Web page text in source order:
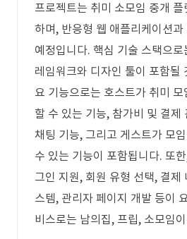
프로젝트는 취미 소모임 중개
하며, 반응형 웹 애플리케이션
예정입니다. 핵심 기술 스택으
레임워크와 디자인 툴이 포함될
요 기능으로는 호스트가 취미 모
할 수 있는 기능, 참가비 및 결제
채팅 기능, 그리고 게스트가 모
수 있는 기능이 포함됩니다. 또
그인 지원, 회원 유형 선택, 결제
스템, 관리자 페이지 개발 등이
비스로는 남의집, 프립, 소모임